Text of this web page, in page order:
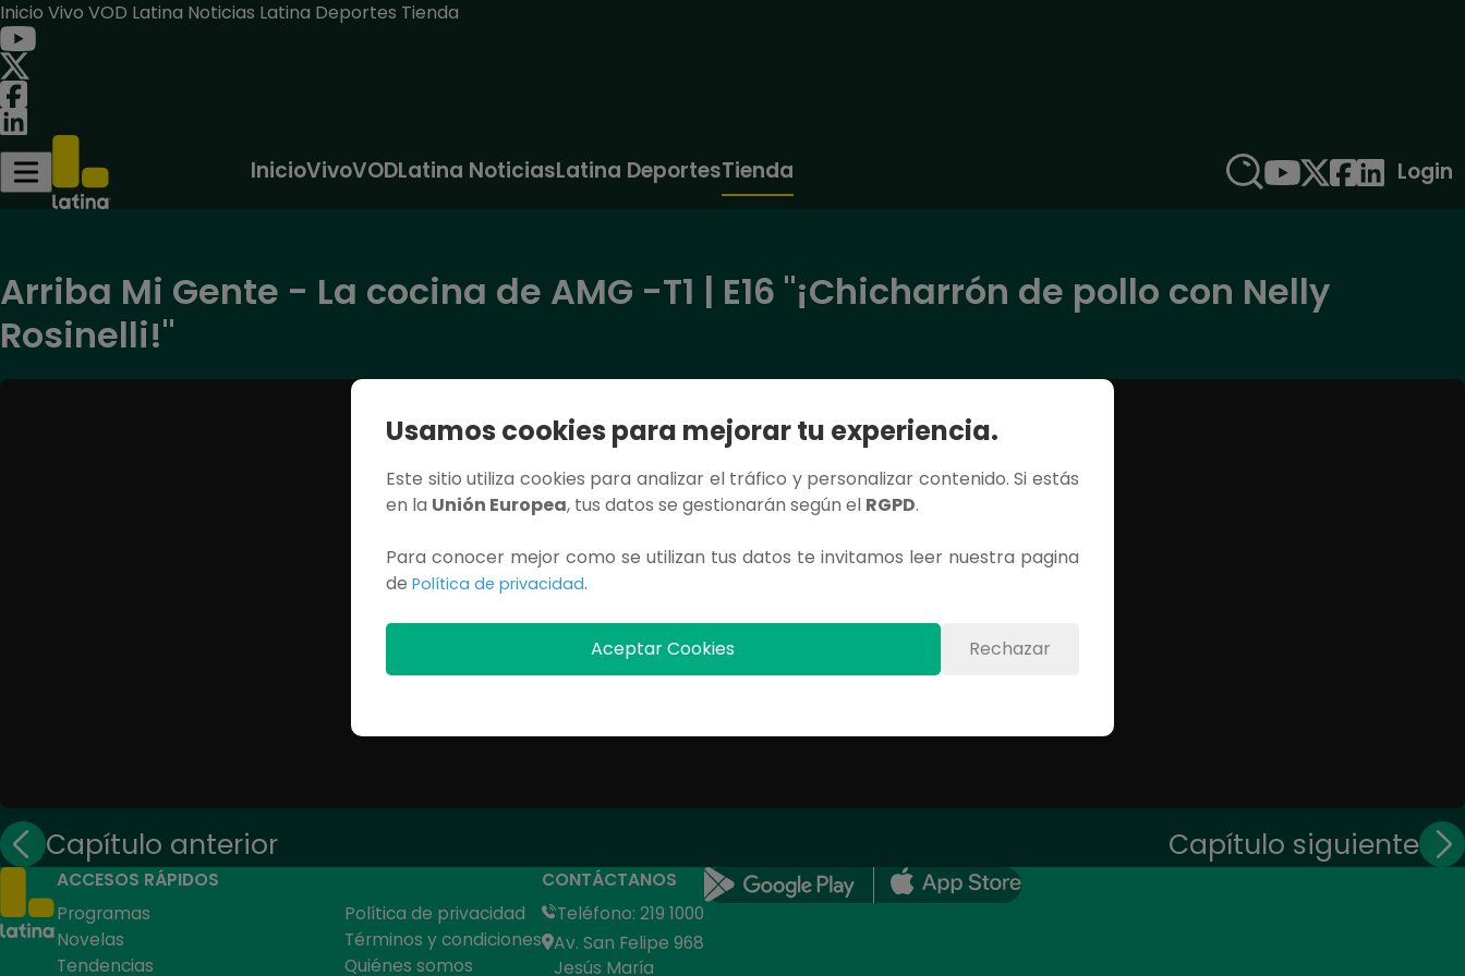
Inicio Vivo VOD Latina Noticias Latina Deportes Tienda
InicioVivoVODLatina NoticiasLatina DeportesTienda Login
Arriba Mi Gente - La cocina de AMG -T1 | E16 "¡Chicharrón de pollo con Nelly
Rosinelli!"
INICIAR SESIÓN
Capítulo anterior Capítulo siguiente
ACCESOS RÁPIDOS
Programas
Novelas
Tendencias
Política de privacidad
Términos y condiciones
Quiénes somos
CONTÁCTANOS
Teléfono: 219 1000
Av. San Felipe 968
Jesús María
Usamos cookies para mejorar tu experiencia.
Este sitio utiliza cookies para analizar el tráfico y personalizar contenido. Si estás
en la Unión Europea, tus datos se gestionarán según el RGPD.
Para conocer mejor como se utilizan tus datos te invitamos leer nuestra pagina
de Política de privacidad.
Aceptar Cookies Rechazar